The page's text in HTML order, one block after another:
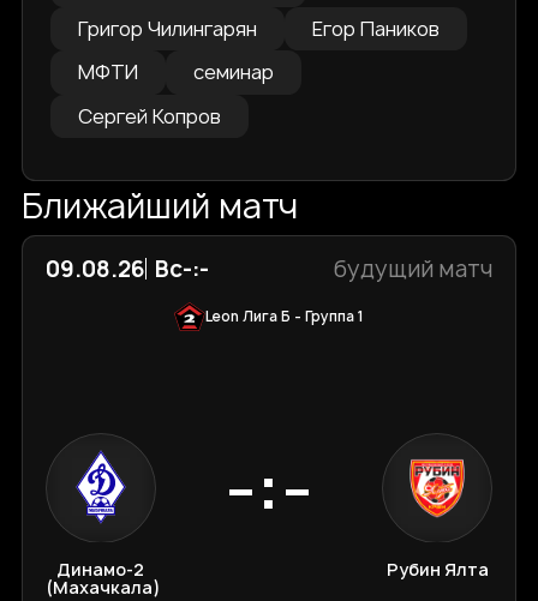
Григор Чилингарян
Егор Паников
МФТИ
семинар
Сергей Копров
Ближайший матч
09.08.26 Вс-:- будущий матч
Leon Лига Б - Группа 1
Динамо-2
(Махачкала)
-:-
Рубин Ялта